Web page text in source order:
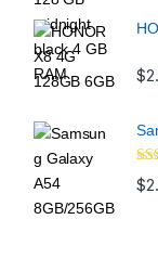
$
$